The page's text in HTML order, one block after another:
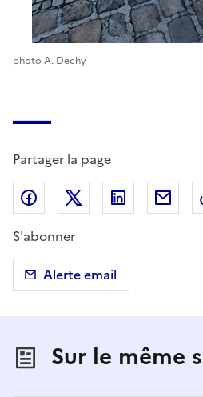
photo A. Dechy
Partager la page
Partager sur Facebook
Partager sur X
Partager
S'abonner
Alerte email
Sur le même